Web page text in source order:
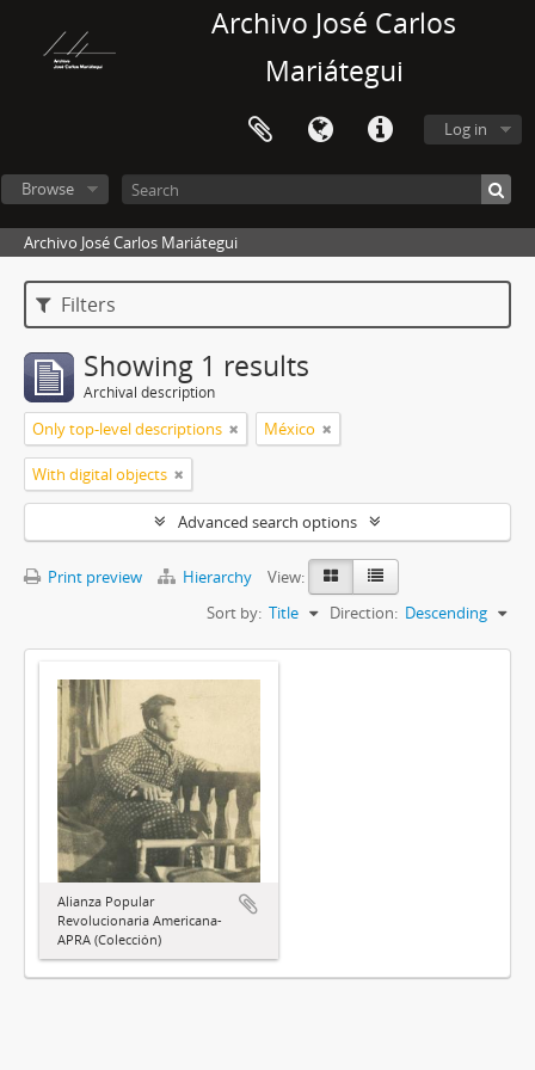
Archivo José Carlos
Mariátegui
Log in
Browse
Archivo José Carlos Mariátegui
Filters
Showing 1 results
Archival description
Only top-level descriptions México
With digital objects
Advanced search options
Print preview Hierarchy
View:
Sort by: Title Direction: Descending
Alianza Popular
Revolucionaria Americana-
APRA (Colección)